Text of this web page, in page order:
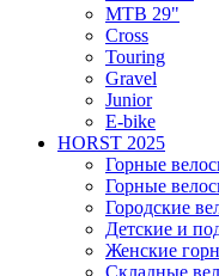
MTB 29"
Cross
Touring
Gravel
Junior
E-bike
HORST 2025
Горные
Горные
Городские
Детские и
Женские
Складные